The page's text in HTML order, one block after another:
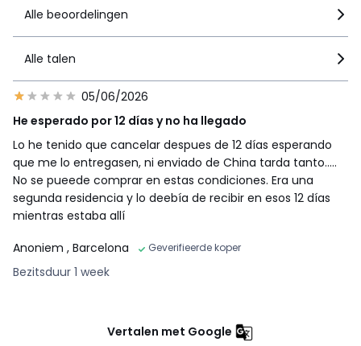
Alle beoordelingen
Alle talen
05/06/2026
He esperado por 12 días y no ha llegado
Lo he tenido que cancelar despues de 12 días esperando
que me lo entregasen, ni enviado de China tarda tanto.....
No se pueede comprar en estas condiciones. Era una
segunda residencia y lo deebía de recibir en esos 12 días
mientras estaba allí
Anoniem , Barcelona Geverifieerde koper
Bezitsduur 1 week
Vertalen met Google